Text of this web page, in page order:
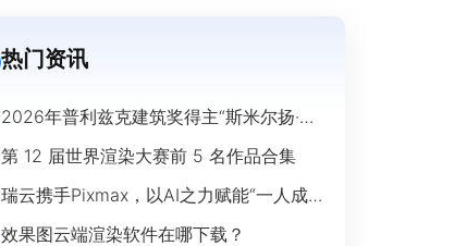
热门资讯
2026年普利兹克建筑奖得主“斯米尔扬·拉
迪奇”经典作品欣赏
第 12 届世界渲染大赛前 5 名作品合集
瑞云携手Pixmax，以AI之力赋能“一人成
效果图云端渲染软件在哪下载？